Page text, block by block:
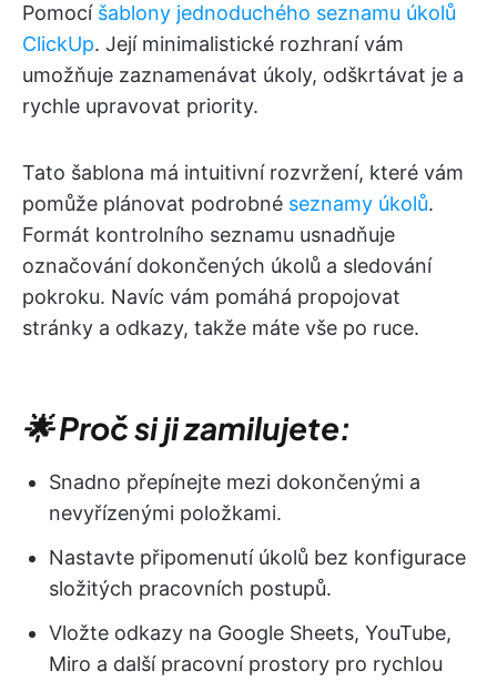
Pomocí šablony jednoduchého seznamu úkolů
ClickUp. Její minimalistické rozhraní vám
umožňuje zaznamenávat úkoly, odškrtávat je a
rychle upravovat priority.
Tato šablona má intuitivní rozvržení, které vám
pomůže plánovat podrobné seznamy úkolů.
Formát kontrolního seznamu usnadňuje
označování dokončených úkolů a sledování
pokroku. Navíc vám pomáhá propojovat
stránky a odkazy, takže máte vše po ruce.
🌟 Proč si ji zamilujete:
Snadno přepínejte mezi dokončenými a
nevyřízenými položkami.
Nastavte připomenutí úkolů bez konfigurace
složitých pracovních postupů.
Vložte odkazy na Google Sheets, YouTube,
Miro a další pracovní prostory pro rychlou